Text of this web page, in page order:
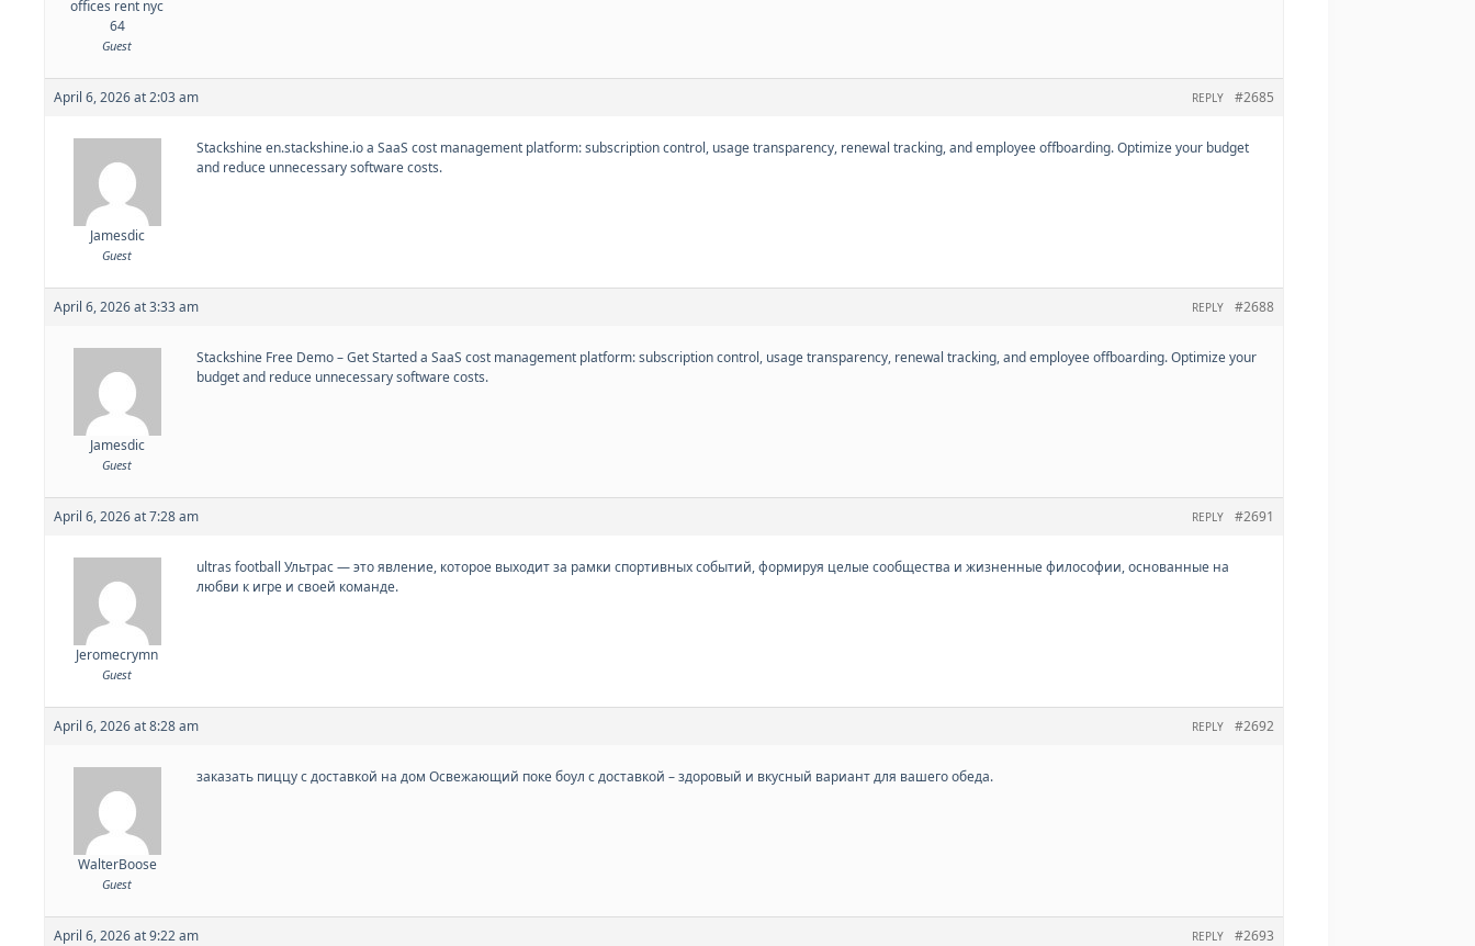
offices rent nyc
64
Guest
April 6, 2026 at 2:03 am #2685
REPLY
Jamesdic
Guest
Stackshineen.stackshine.io a SaaS cost management platform: subscription control, usage transparency, renewal tracking, and employee offboarding. Optimize your budget
and reduce unnecessary software costs.
April 6, 2026 at 3:33 am #2688
REPLY
Jamesdic
Guest
Stackshine Free Demo – Get Started a SaaS cost management platform: subscription control, usage transparency, renewal tracking, and employee offboarding. Optimize your
budget and reduce unnecessary software costs.
April 6, 2026 at 7:28 am #2691
REPLY
Jeromecrymn
Guest
ultras football Ультрас — это явление, которое выходит за рамки спортивных событий, формируя целые сообщества и жизненные философии, основанные на
любви к игре и своей команде.
April 6, 2026 at 8:28 am #2692
REPLY
WalterBoose
Guest
заказать пиццу с доставкой на дом Освежающий поке боул с доставкой – здоровый и вкусный вариант для вашего обеда.
April 6, 2026 at 9:22 am #2693
REPLY